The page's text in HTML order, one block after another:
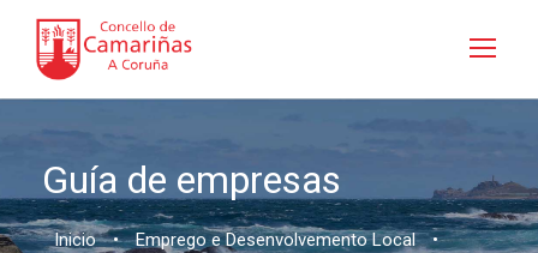
Guía de empresas
Inicio • Emprego e Desenvolvemento Local •